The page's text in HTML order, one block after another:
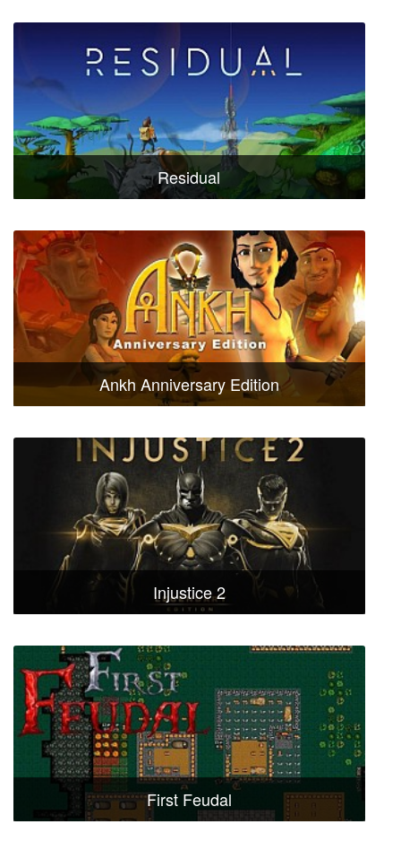
Residual
Ankh Anniversary Edition
Injustice 2
First Feudal